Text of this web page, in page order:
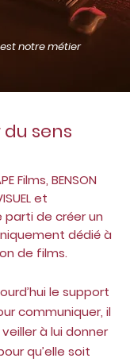
notre métier
sens
Films, BENSON
et
parti de créer un
dédié à
de films.
le support
communiquer, il
à lui donner
qu’elle soit